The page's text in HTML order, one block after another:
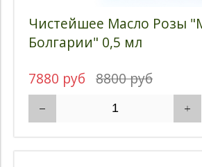
Чистейшее Масло Розы
Болгарии" 0,5 мл
7880 руб 8800 руб